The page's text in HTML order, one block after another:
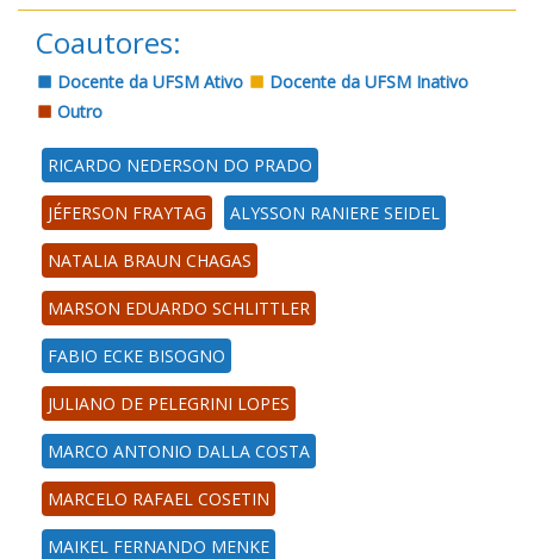
Coautores:
Docente da UFSM Ativo
Docente da UFSM Inativo
Outro
RICARDO NEDERSON DO PRADO
JÉFERSON FRAYTAG ALYSSON RANIERE SEIDEL
NATALIA BRAUN CHAGAS
MARSON EDUARDO SCHLITTLER
FABIO ECKE BISOGNO
JULIANO DE PELEGRINI LOPES
MARCO ANTONIO DALLA COSTA
MARCELO RAFAEL COSETIN
MAIKEL FERNANDO MENKE